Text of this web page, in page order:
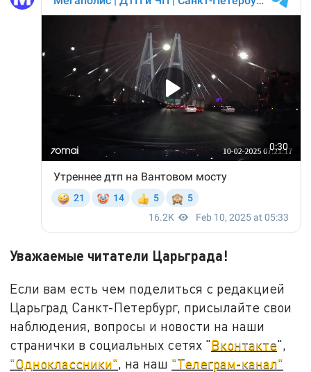
Уважаемые читатели Царьграда!
Если вам есть чем поделиться с редакцией
Царьград Санкт-Петербург, присылайте свои
наблюдения, вопросы и новости на наши
странички в социальных сетях "Вконтакте",
"Одноклассники", на наш "Телеграм-канал"